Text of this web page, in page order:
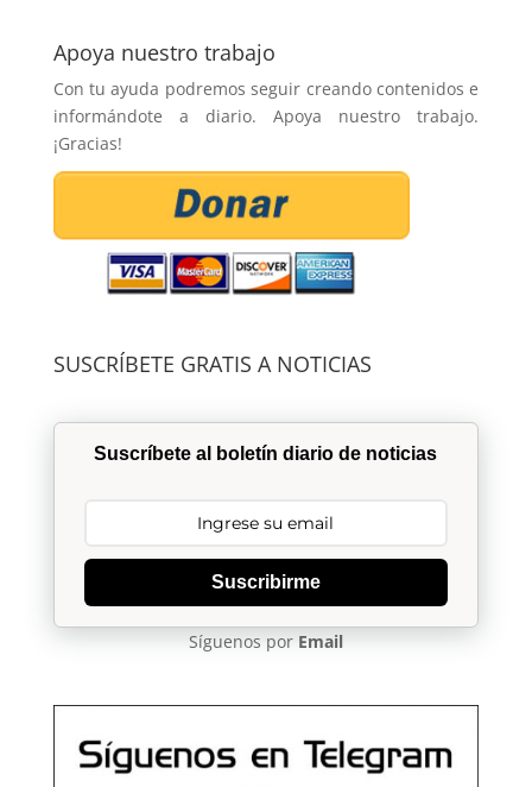
Apoya nuestro trabajo
Con tu ayuda podremos seguir creando contenidos e
informándote a diario. Apoya nuestro trabajo.
¡Gracias!
SUSCRÍBETE GRATIS A NOTICIAS
Suscríbete al boletín diario de noticias
Suscribirme
Síguenos por Email